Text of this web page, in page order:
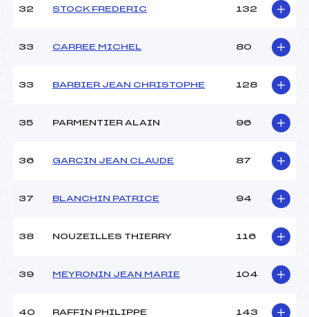
32 STOCK FREDERIC 132
33 CARREE MICHEL 80
33 BARBIER JEAN CHRISTOPHE 128
35 PARMENTIER ALAIN 96
36 GARCIN JEAN CLAUDE 87
37 BLANCHIN PATRICE 94
38 NOUZEILLES THIERRY 116
39 MEYRONIN JEAN MARIE 104
40 RAFFIN PHILIPPE 143